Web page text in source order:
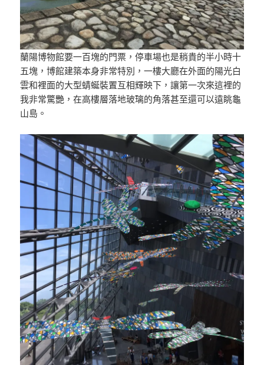
蘭陽博物館要一百塊的門票，停車場也是稍貴的半小時十
五塊，博館建築本身非常特別，一樓大廳在外面的陽光白
雲和裡面的大型蜻蜒裝置互相輝映下，讓第一次來這裡的
我非常驚艷，在高樓層落地玻璃的角落甚至還可以遠眺龜
山島。